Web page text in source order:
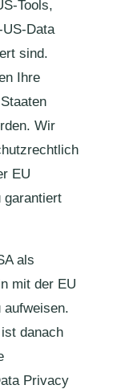
Tools,
Data
sind.
Ihre
Wir
EU
garantiert
als
mit der EU
danach
Privacy